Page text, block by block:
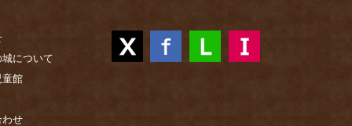
について
館
せ